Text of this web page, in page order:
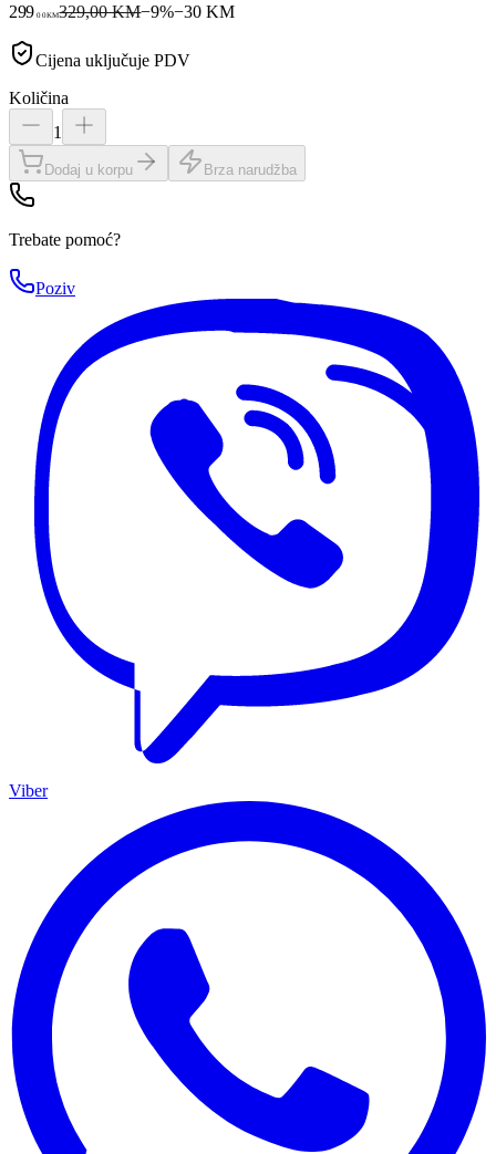
299 00KM329,00 KM−9%−30 KM
Cijena uključuje PDV
Količina
1
Dodaj u korpu Brza narudžba
Trebate pomoć?
Poziv
Viber